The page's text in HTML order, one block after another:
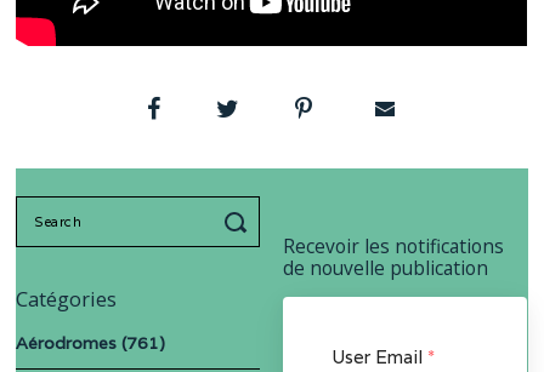
Recevoir les notifications
de nouvelle publication
User Email *
Catégories
Aérodromes (761)